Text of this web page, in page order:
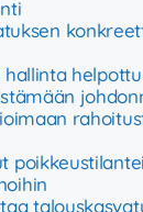
hallinta